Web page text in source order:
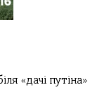
«дачі путіна»